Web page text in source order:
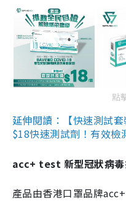
點
延伸閱讀：【快速測試
$18快速測試劑！有效
acc+ test 新型冠狀病毒
產品由香港口罩品牌